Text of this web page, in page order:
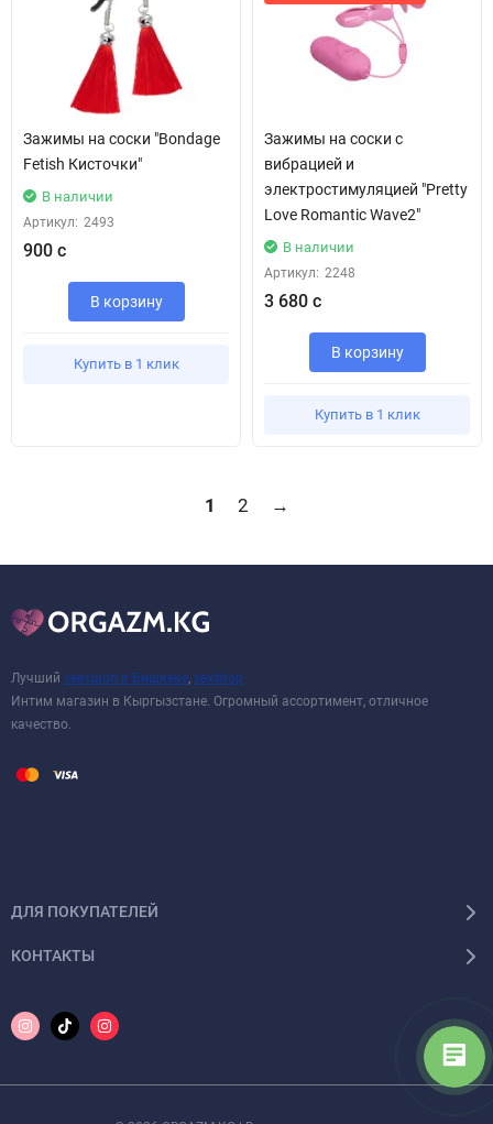
Зажимы на соски "Bondage
Fetish Кисточки"
В наличии
Артикул: 2493
900 с
В корзину
Купить в 1 клик
Зажимы на соски с
вибрацией и
электростимуляцией "Pretty
Love Romantic Wave2"
В наличии
Артикул: 2248
3 680 с
В корзину
Купить в 1 клик
1 2 →
Лучший сексшоп в Бишкеке sexshop
Интим магазин в Кыргызстане. Огромный ассортимент, отличное
качество.
ДЛЯ ПОКУПАТЕЛЕЙ
КОНТАКТЫ